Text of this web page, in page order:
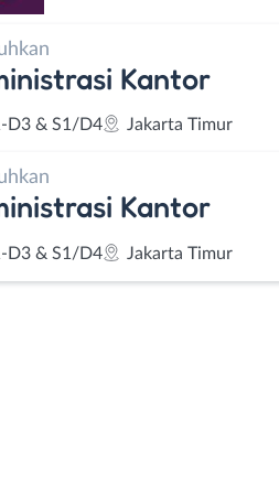
Kantor
D3 & S1/D4 Jakarta Timur
Kantor
D3 & S1/D4 Jakarta Timur